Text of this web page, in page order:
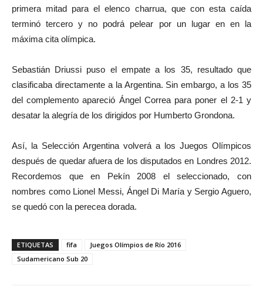
primera mitad para el elenco charrua, que con esta caída
terminó tercero y no podrá pelear por un lugar en en la
máxima cita olímpica.
Sebastián Driussi puso el empate a los 35, resultado que
clasificaba directamente a la Argentina. Sin embargo, a los 35
del complemento apareció Ángel Correa para poner el 2-1 y
desatar la alegría de los dirigidos por Humberto Grondona.
Así, la Selección Argentina volverá a los Juegos Olímpicos
después de quedar afuera de los disputados en Londres 2012.
Recordemos que en Pekín 2008 el seleccionado, con
nombres como Lionel Messi, Ángel Di María y Sergio Aguero,
se quedó con la perecea dorada.
ETIQUETAS fifa
Juegos Olímpios de Río 2016
Sudamericano Sub 20